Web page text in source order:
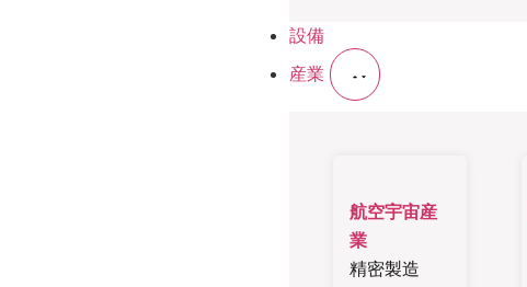
設備
産業
航空宇宙産
業
精密製造